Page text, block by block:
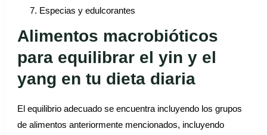
Especias y edulcorantes
Alimentos macrobióticos
para equilibrar el yin y el
yang en tu dieta diaria
El equilibrio adecuado se encuentra incluyendo los grupos
de alimentos anteriormente mencionados, incluyendo